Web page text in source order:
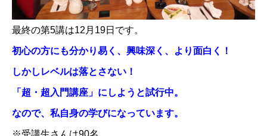
最終の第5講は12月19日です。
初心の方にも分かり易く、興味深く、より面白く！
しかしレベルは落とさない！
「超・超入門講座」にしようと試行中。
なので、私自身の学びになっています。
※受講生さんは90名。